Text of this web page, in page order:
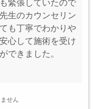
緊張していたので
生のカウンセリン
も丁寧でわかりや
心して施術を受け
できました。
せん